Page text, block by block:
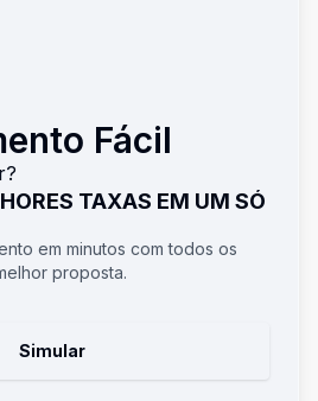
Fácil
TAXAS EM UM SÓ
em minutos com todos os
proposta.
Simular